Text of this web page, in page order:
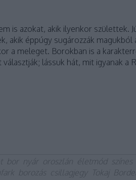
is azokat, akik ilyenkor születtek.
akik éppúgy sugározzák magukból
a meleget. Borokban is a
lássuk hát, mit igyanak a
bor nyár oroszlán életmód színes
borozás csillagjegy Tokaj